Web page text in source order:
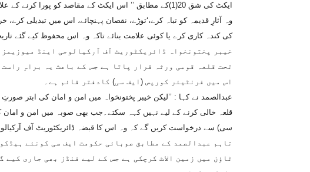
ایکٹ کی شق 20(1)کے مطابق ’’ اس ایکٹ کے مقاصد کو پورا
وہ آثارِ قدیمہ کو تباہ کرے،‘توڑے، نقصان پہنچائے، اس میں تبدیلی
کی کندہ کاری کرے یا کوئی علامت بنائے تاکہ وہ اس محفوظ کیے گئے
خیبر پختونخواہ ڈائریکٹوریٹ آف آرکیالوجی اینڈ
تحت قلعہ قومی ورثہ قرار پاتا ہے جس کے باعث یہ براہِ
اس میں فرنٹیئر کورپس (ایف سی) کادفتر قائم ہے۔
عبدالصمد نے کہا : ’’لیکن خیبر پختونخواہ میں امن و امان کی ابتر
قلعہ خالی کرنے کے لیے نہیں کہہ سکتے۔جب بھی صوبہ میں امن و
سی) سے درخواست کریں گے کہ وہ اس کا قبضہ ڈائریکٹوریٹ آف
تاہم عبدالصمد کے مطابق صوبائی حکومت ایف سی کونئے
ٹاؤن میں زمین الاٹ کرچکی ہے جس کے لیے فنڈز بھی جاری